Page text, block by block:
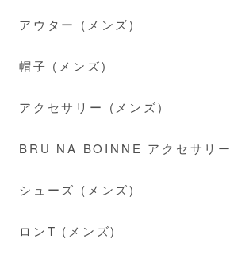
アウター (メンズ)
帽子 (メンズ)
アクセサリー (メンズ)
BRU NA BOINNE アクセサリー
シューズ (メンズ)
ロンT (メンズ)